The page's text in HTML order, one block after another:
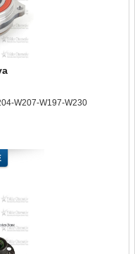
W207-W197-W230